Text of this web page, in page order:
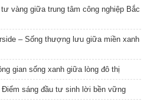
vàng giữa trung tâm công nghiệp Bắc
– Sống thượng lưu giữa miền xanh
gian sống xanh giữa lòng đô thị
sáng đầu tư sinh lời bền vững